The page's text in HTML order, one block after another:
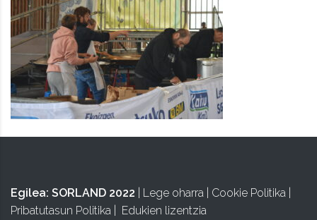
Egilea: SORLAND 2022 Lege oharra Cookie Politika
Pribatutasun Politika
Edukien lizentzia